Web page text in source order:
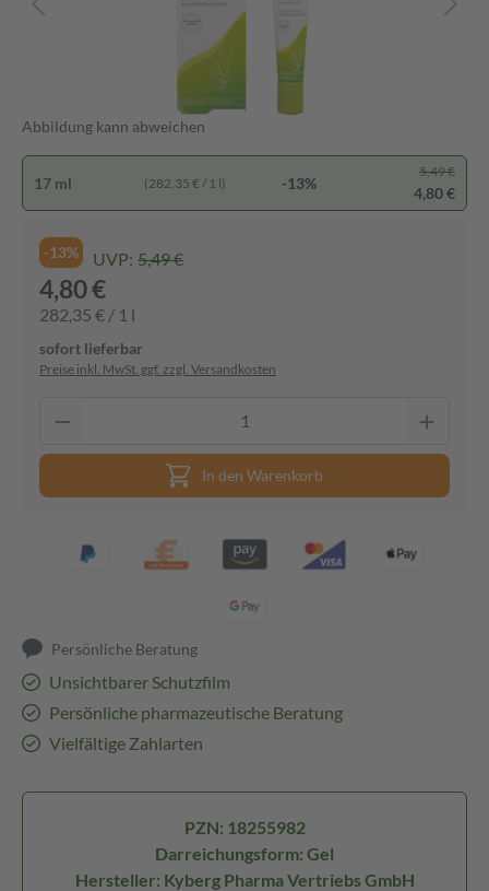
Abbildung kann abweichen
17 ml (282,35 € / 1 l) -13%
5,49 €
4,80 €
-13% UVP: 5,49 €
4,80 €
282,35 € / 1 l
sofort lieferbar
Preise inkl. MwSt. ggf. zzgl. Versandkosten
In den Warenkorb
Persönliche Beratung
Unsichtbarer Schutzfilm
Persönliche pharmazeutische Beratung
Vielfältige Zahlarten
PZN: 18255982
Darreichungsform: Gel
Hersteller: Kyberg Pharma Vertriebs GmbH